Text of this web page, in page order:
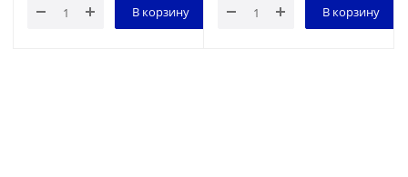
В корзину В корзину